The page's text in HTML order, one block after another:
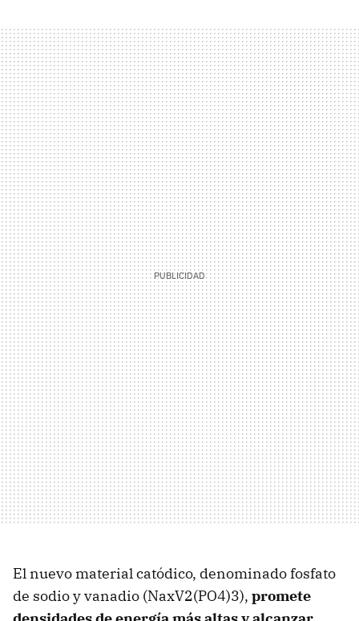
El nuevo material catódico, denominado fosfato
de sodio y vanadio (NaxV2(PO4)3), promete